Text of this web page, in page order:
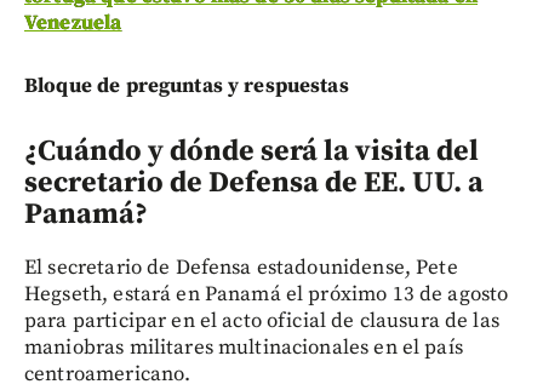
Venezuela
Bloque de preguntas y respuestas
¿Cuándo y dónde será la visita del
secretario de Defensa de EE. UU. a
Panamá?
El secretario de Defensa estadounidense, Pete
Hegseth, estará en Panamá el próximo 13 de agosto
para participar en el acto oficial de clausura de las
maniobras militares multinacionales en el país
centroamericano.